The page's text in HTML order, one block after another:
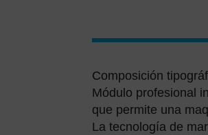
Composición
Módulo profesional
que permite una
La tecnología de